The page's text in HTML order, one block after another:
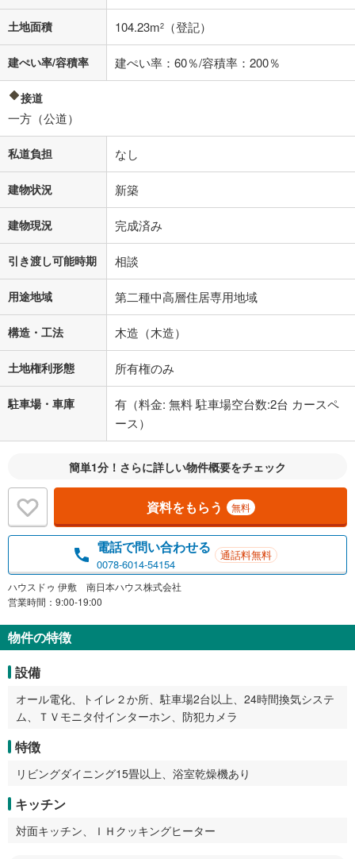
閉じる
土地面積 104.23m2 （登記）
建ぺい率/容積率 建ぺい率：60％/容積率：200％
接道
一方（公道）
私道負担 なし
建物状況 新築
建物現況 完成済み
引き渡し可能時期 相談
用途地域 第二種中高層住居専用地域
構造・工法 木造（木造）
土地権利形態 所有権のみ
駐車場・車庫
有（料金: 無料 駐車場空台数:2台 カースペ
ース）
簡単1分！さらに詳しい物件概要をチェック
資料をもらう 無料
電話で問い合わせる
0078-6014-54154
通話料無料
ハウスドゥ 伊敷 南日本ハウス株式会社
営業時間：9:00-19:00
物件の特徴
設備
オール電化、トイレ２か所、駐車場2台以上、24時間換気システ
ム、ＴＶモニタ付インターホン、防犯カメラ
特徴
リビングダイニング15畳以上、浴室乾燥機あり
キッチン
対面キッチン、ＩＨクッキングヒーター